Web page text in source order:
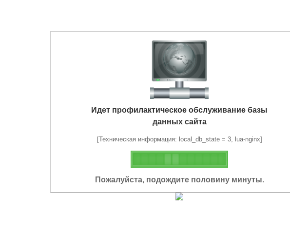
Идет профилактическое обслуживание базы
данных сайта
[Техническая информация: local_db_state = 3, lua-nginx]
Пожалуйста, подождите половину минуты.